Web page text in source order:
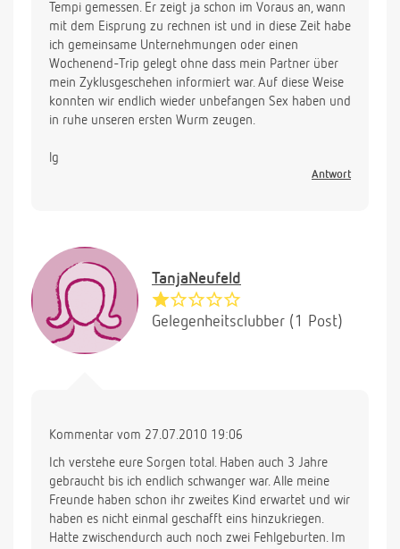
Tempi gemessen. Er zeigt ja schon im Voraus an, wann
mit dem Eisprung zu rechnen ist und in diese Zeit habe
ich gemeinsame Unternehmungen oder einen
Wochenend-Trip gelegt ohne dass mein Partner über
mein Zyklusgeschehen informiert war. Auf diese Weise
konnten wir endlich wieder unbefangen Sex haben und
in ruhe unseren ersten Wurm zeugen.
lg
Antwort
TanjaNeufeld
Gelegenheitsclubber (1 Post)
Kommentar vom 27.07.2010 19:06
Ich verstehe eure Sorgen total. Haben auch 3 Jahre
gebraucht bis ich endlich schwanger war. Alle meine
Freunde haben schon ihr zweites Kind erwartet und wir
haben es nicht einmal geschafft eins hinzukriegen.
Hatte zwischendurch auch noch zwei Fehlgeburten. Im